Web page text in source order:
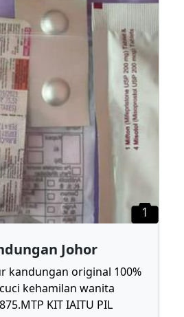
1
Johor
kandungan original 100%
kehamilan wanita
KIT IAITU PIL